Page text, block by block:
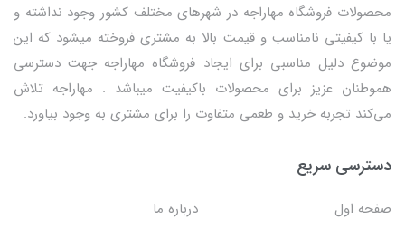
محصولات فروشگاه مهاراجه در شهرهای مختلف کشور وجود نداشته و
یا با کیفیتی نامناسب و قیمت بالا به مشتری فروخته میشود که این
موضوع دلیل مناسبی برای ایجاد فروشگاه مهاراجه جهت دسترسی
هموطنان عزیز برای محصولات باکیفیت میباشد . مهاراجه تلاش
می‌کند تجربه خرید و طعمی متفاوت را برای مشتری به وجود بیاورد.
دسترسی سریع
صفحه اول درباره ما